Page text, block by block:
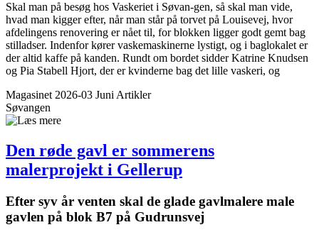
Skal man på besøg hos Vaskeriet i Søvan-gen, så skal man vide,
hvad man kigger efter, når man står på torvet på Louisevej, hvor
afdelingens renovering er nået til, for blokken ligger godt gemt bag
stilladser. Indenfor kører vaskemaskinerne lystigt, og i baglokalet er
der altid kaffe på kanden. Rundt om bordet sidder Katrine Knudsen
og Pia Stabell Hjort, der er kvinderne bag det lille vaskeri, og
Magasinet 2026-03 JuniArtikler
Søvangen
Den røde gavl er sommerens
malerprojekt i Gellerup
Efter syv år venten skal de glade gavlmalere male
gavlen på blok B7 på Gudrunsvej